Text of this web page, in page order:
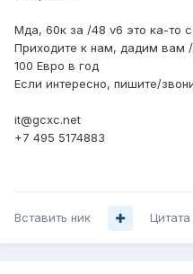
Мда, 60к за /48 v6 это ка-то
Приходите к нам, дадим вам
100 Евро в год
Если интересно, пишите/
it@gcxc.net
+7 495 5174883
Вставить ник Цитата